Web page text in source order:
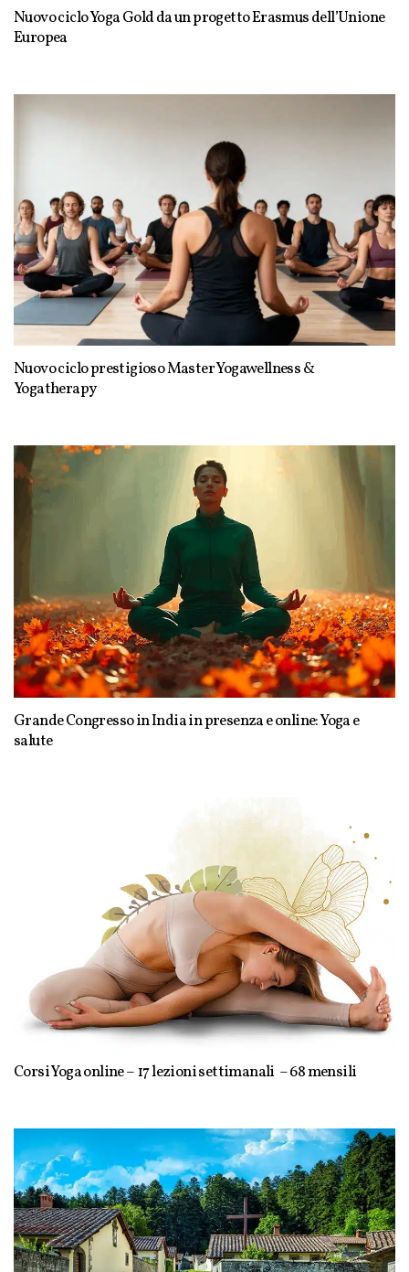
Nuovo ciclo Yoga Gold da un progetto Erasmus dell’Unione
Europea
Nuovo ciclo prestigioso Master Yogawellness &
Yogatherapy
Grande Congresso in India in presenza e online: Yoga e
salute
Corsi Yoga online – 17 lezioni settimanali – 68 mensili